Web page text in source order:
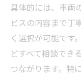
鈑金時の
総合力で選
車屋選
車検や
具体的には、車両
ビスの内容まで丁
く選択が可能です
どすべて相談でき
つながります。特